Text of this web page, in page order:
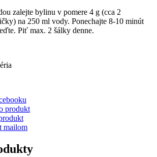
zalejte bylinu v pomere 4 g (cca 2
na 250 ml vody. Ponechajte 8-10 minút
Piť max. 2 šálky denne.
produkt
mailom